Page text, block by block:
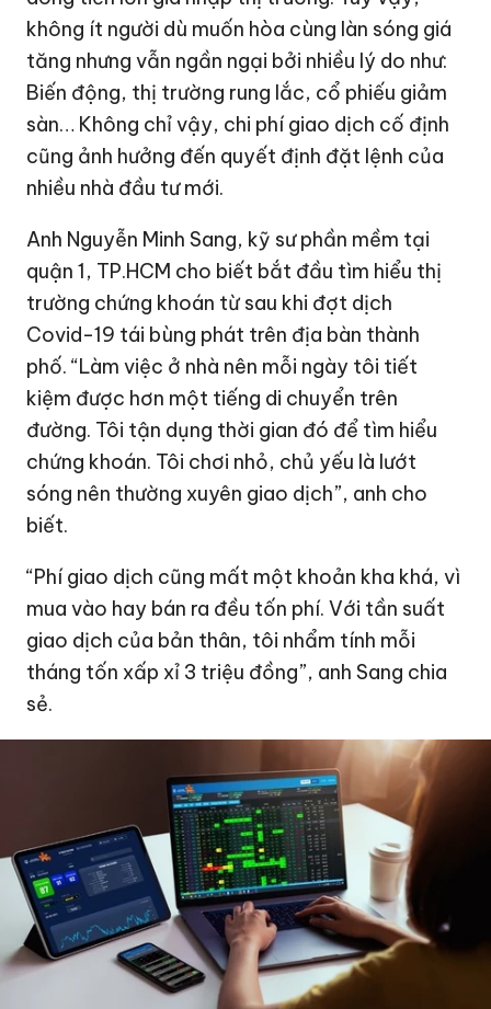
không ít người dù muốn hòa cùng làn sóng giá
tăng nhưng vẫn ngần ngại bởi nhiều lý do như:
Biến động, thị trường rung lắc, cổ phiếu giảm
sàn… Không chỉ vậy, chi phí giao dịch cố định
cũng ảnh hưởng đến quyết định đặt lệnh của
nhiều nhà đầu tư mới.
Anh Nguyễn Minh Sang, kỹ sư phần mềm tại
quận 1, TP.HCM cho biết bắt đầu tìm hiểu thị
trường chứng khoán từ sau khi đợt dịch
Covid-19 tái bùng phát trên địa bàn thành
phố. “Làm việc ở nhà nên mỗi ngày tôi tiết
kiệm được hơn một tiếng di chuyển trên
đường. Tôi tận dụng thời gian đó để tìm hiểu
chứng khoán. Tôi chơi nhỏ, chủ yếu là lướt
sóng nên thường xuyên giao dịch”, anh cho
biết.
“Phí giao dịch cũng mất một khoản kha khá, vì
mua vào hay bán ra đều tốn phí. Với tần suất
giao dịch của bản thân, tôi nhẩm tính mỗi
tháng tốn xấp xỉ 3 triệu đồng”, anh Sang chia
sẻ.